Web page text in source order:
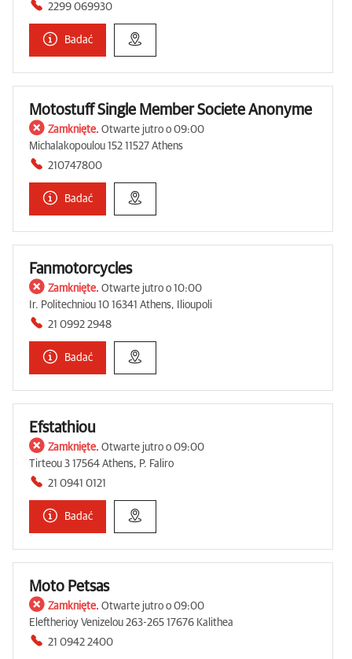
2299 069930
Badać
Motostuff Single Member Societe Anonyme
Zamknięte. Otwarte jutro o 09:00
Michalakopoulou 152 11527 Athens
210747800
Badać
Fanmotorcycles
Zamknięte. Otwarte jutro o 10:00
Ir. Politechniou 10 16341 Athens, Ilioupoli
21 0992 2948
Badać
Efstathiou
Zamknięte. Otwarte jutro o 09:00
Tirteou 3 17564 Athens, P. Faliro
21 0941 0121
Badać
Moto Petsas
Zamknięte. Otwarte jutro o 09:00
Eleftherioy Venizelou 263-265 17676 Kalithea
21 0942 2400